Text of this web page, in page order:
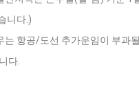
니다.)
는 항공/도선 추가운임이 부과
다.